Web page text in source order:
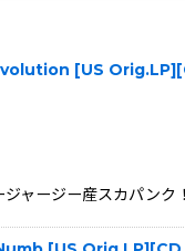
[US
ジャージー産スカパ